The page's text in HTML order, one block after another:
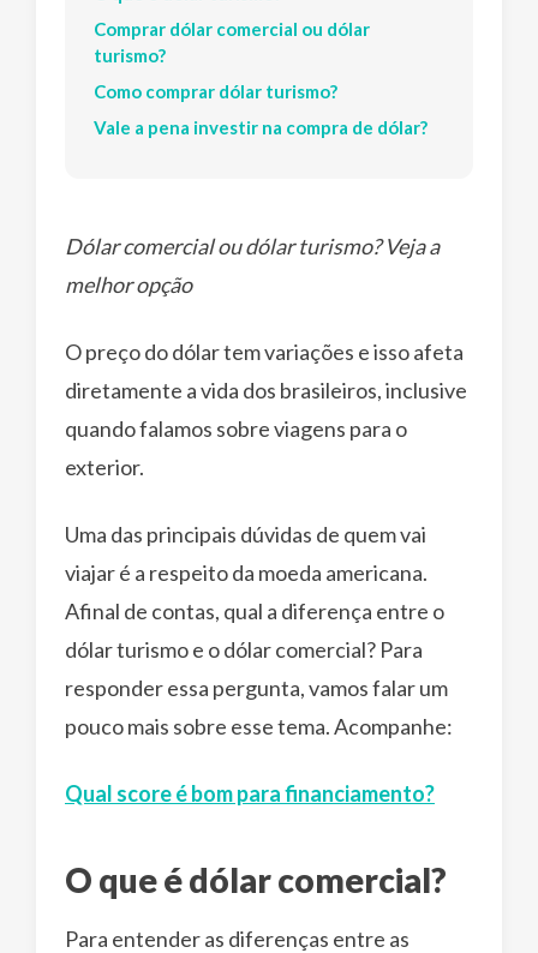
Comprar dólar comercial ou dólar
turismo?
Como comprar dólar turismo?
Vale a pena investir na compra de dólar?
Dólar comercial ou dólar turismo? Veja a
melhor opção
O preço do dólar tem variações e isso afeta
diretamente a vida dos brasileiros, inclusive
quando falamos sobre viagens para o
exterior.
Uma das principais dúvidas de quem vai
viajar é a respeito da moeda americana.
Afinal de contas, qual a diferença entre o
dólar turismo e o dólar comercial? Para
responder essa pergunta, vamos falar um
pouco mais sobre esse tema. Acompanhe:
Qual score é bom para financiamento?
O que é dólar comercial?
Para entender as diferenças entre as